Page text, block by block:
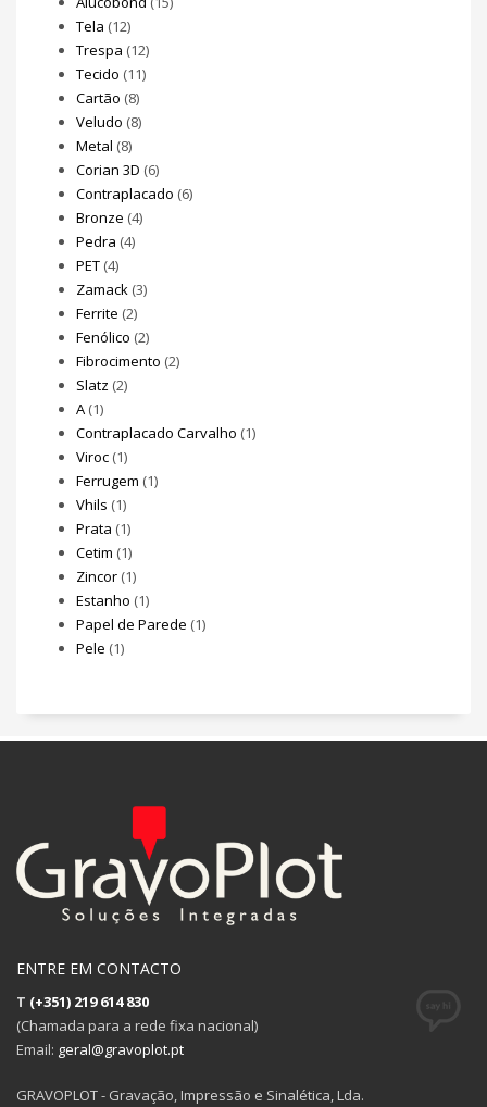
Tela (12)
Trespa (12)
Tecido (11)
Cartão (8)
Veludo (8)
Metal (8)
Corian 3D (6)
Contraplacado (6)
Bronze (4)
Pedra (4)
PET (4)
Zamack (3)
Ferrite (2)
Fenólico (2)
Fibrocimento (2)
Slatz (2)
A (1)
Contraplacado Carvalho (1)
Viroc (1)
Ferrugem (1)
Vhils (1)
Prata (1)
Cetim (1)
Zincor (1)
Estanho (1)
Papel de Parede (1)
Pele (1)
ENTRE EM CONTACTO
T (+351) 219 614 830
(Chamada para a rede fixa nacional)
Email: geral@gravoplot.pt
GRAVOPLOT - Gravação, Impressão e Sinalética, Lda.